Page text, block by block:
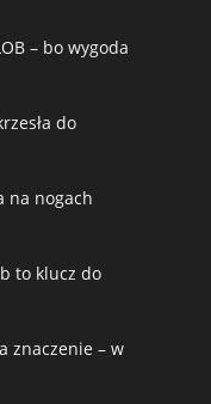
– bo wygoda
do
na nogach
to klucz do
znaczenie – w